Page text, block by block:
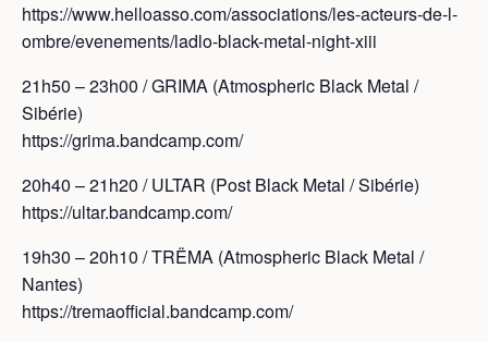
https://www.helloasso.com/associations/les-acteurs-de-l-
ombre/evenements/ladlo-black-metal-night-xiii
21h50 – 23h00 / GRIMA (Atmospheric Black Metal /
Sibérie)
https://grima.bandcamp.com/
20h40 – 21h20 / ULTAR (Post Black Metal / Sibérie)
https://ultar.bandcamp.com/
19h30 – 20h10 / TRËMA (Atmospheric Black Metal /
Nantes)
https://tremaofficial.bandcamp.com/